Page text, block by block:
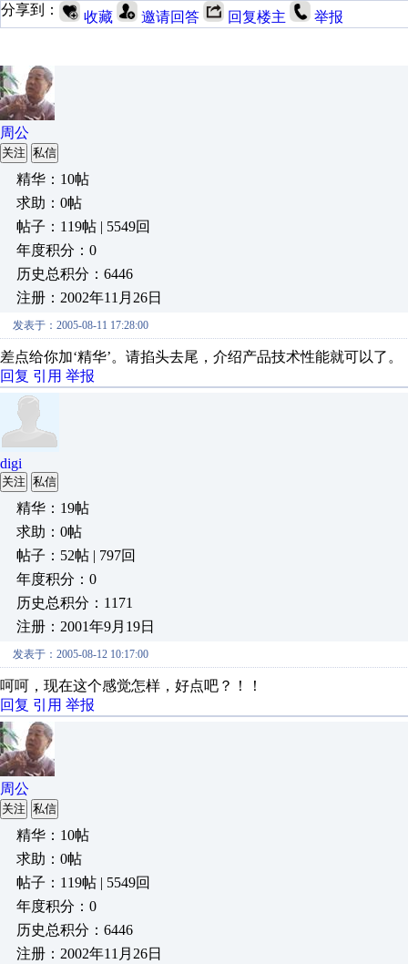
分享到：
收藏 邀请回答 回复楼主 举报
周公
关注 私信
精华：10帖
求助：0帖
帖子：119帖 | 5549回
年度积分：0
历史总积分：6446
注册：2002年11月26日
发表于：2005-08-11 17:28:00
差点给你加‘精华’。请掐头去尾，介绍产品技术性能就可以了。
回复 引用 举报
digi
关注 私信
精华：19帖
求助：0帖
帖子：52帖 | 797回
年度积分：0
历史总积分：1171
注册：2001年9月19日
发表于：2005-08-12 10:17:00
呵呵，现在这个感觉怎样，好点吧？！！
回复 引用 举报
周公
关注 私信
精华：10帖
求助：0帖
帖子：119帖 | 5549回
年度积分：0
历史总积分：6446
注册：2002年11月26日